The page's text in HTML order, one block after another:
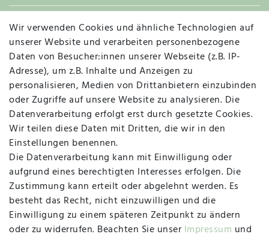
Widerruf
Vertrag widerrufen Kontakt
MAPALI VOR ORT
Herzogstraße 10
47533 Kleve
Montag, Dienstag, Donnerstag, Freitag
09:00 Uhr bis 13:00 Uhr
Wir verwenden Cookies und ähnliche Technologien auf
unserer Website und verarbeiten personenbezogene
Daten von Besucher:innen unserer Webseite (z.B. IP-
Adresse), um z.B. Inhalte und Anzeigen zu
personalisieren, Medien von Drittanbietern einzubinden
oder Zugriffe auf unsere Website zu analysieren. Die
Datenverarbeitung erfolgt erst durch gesetzte Cookies.
Wir teilen diese Daten mit Dritten, die wir in den
Einstellungen benennen.
Die Datenverarbeitung kann mit Einwilligung oder
aufgrund eines berechtigten Interesses erfolgen. Die
Zustimmung kann erteilt oder abgelehnt werden. Es
besteht das Recht, nicht einzuwilligen und die
Einwilligung zu einem späteren Zeitpunkt zu ändern
oder zu widerrufen. Beachten Sie unser Impressum und